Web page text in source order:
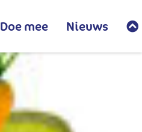
Doe mee Nieuws